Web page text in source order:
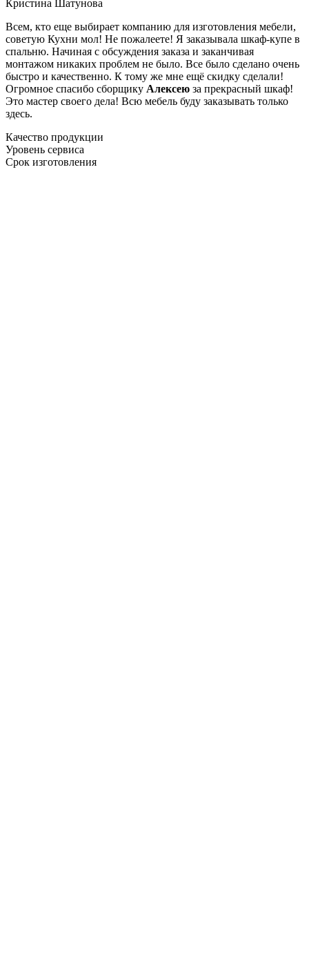
Кристина Шатунова
Всем, кто еще выбирает компанию для изготовления мебели,
советую Кухни мол! Не пожалеете! Я заказывала шкаф-купе в
спальню. Начиная с обсуждения заказа и заканчивая
монтажом никаких проблем не было. Все было сделано очень
быстро и качественно. К тому же мне ещё скидку сделали!
Огромное спасибо сборщику Алексею за прекрасный шкаф!
Это мастер своего дела! Всю мебель буду заказывать только
здесь.
Качество продукции
Уровень сервиса
Срок изготовления